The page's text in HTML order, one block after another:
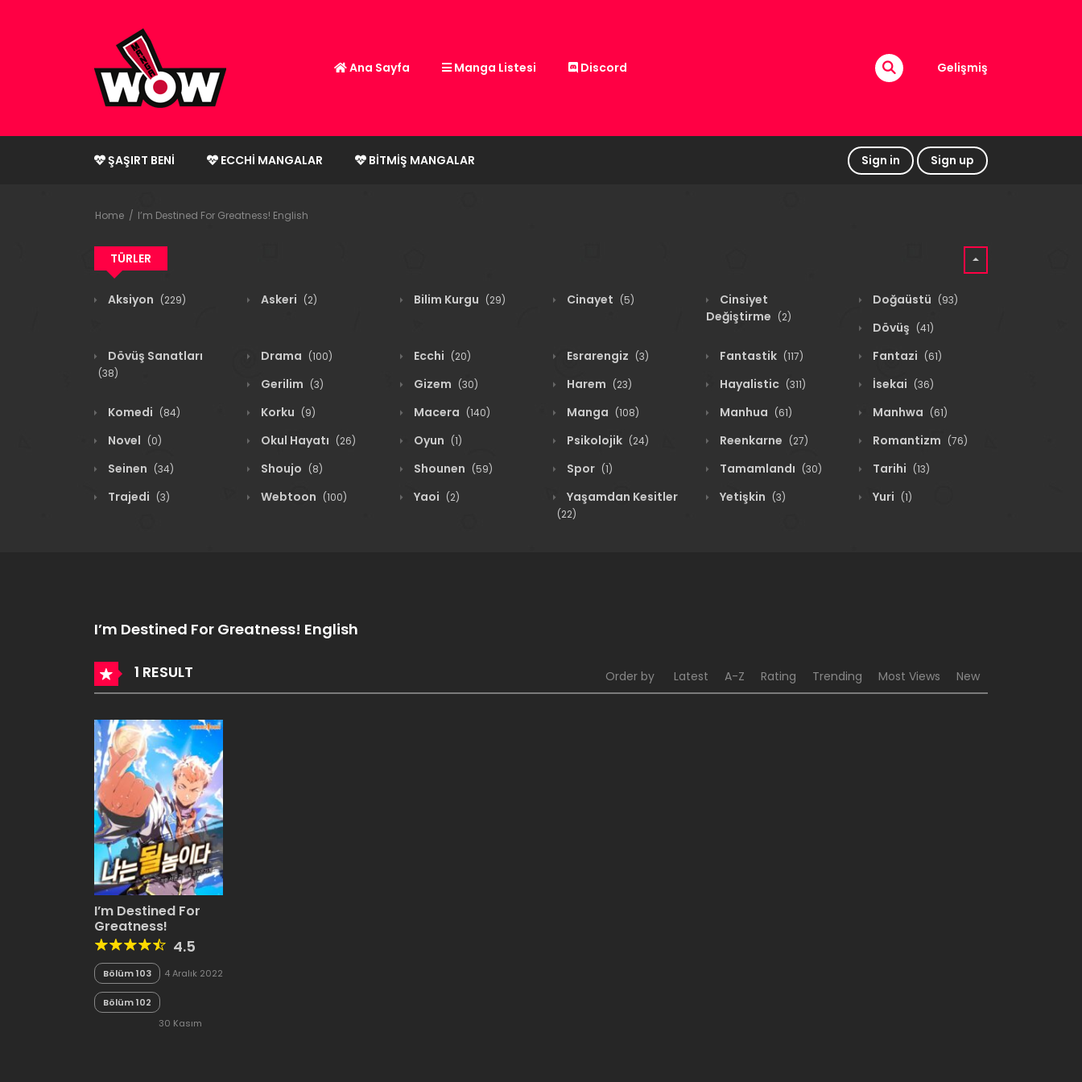
Ana Sayfa Manga Listesi Discord Gelişmiş
ŞAŞIRT BENI ECCHI MANGALAR BITMIŞ MANGALAR Sign in Sign up
Home I’m Destined For Greatness! English
TÜRLER
Aksiyon (229) Askeri (2) Bilim Kurgu (29) Cinayet (5)
Cinsiyet
Değiştirme (2)
Doğaüstü (93)
Dövüş (41)
Dövüş Sanatları
(38)
Drama (100) Ecchi (20) Esrarengiz (3) Fantastik (117) Fantazi (61)
Gerilim (3) Gizem (30) Harem (23) Hayalistic (311) İsekai (36)
Komedi (84) Korku (9) Macera (140) Manga (108) Manhua (61) Manhwa (61)
Novel (0) Okul Hayatı (26) Oyun (1) Psikolojik (24) Reenkarne (27) Romantizm (76)
Seinen (34) Shoujo (8) Shounen (59) Spor (1) Tamamlandı (30) Tarihi (13)
Trajedi (3) Webtoon (100) Yaoi (2) Yaşamdan Kesitler
(22)
Yetişkin (3) Yuri (1)
I’m Destined For Greatness! English
1 RESULT Order by Latest A-Z Rating Trending Most Views New
I’m Destined For
Greatness!
4.5
Bölüm 103 4 Aralık 2022
Bölüm 102
30 Kasım